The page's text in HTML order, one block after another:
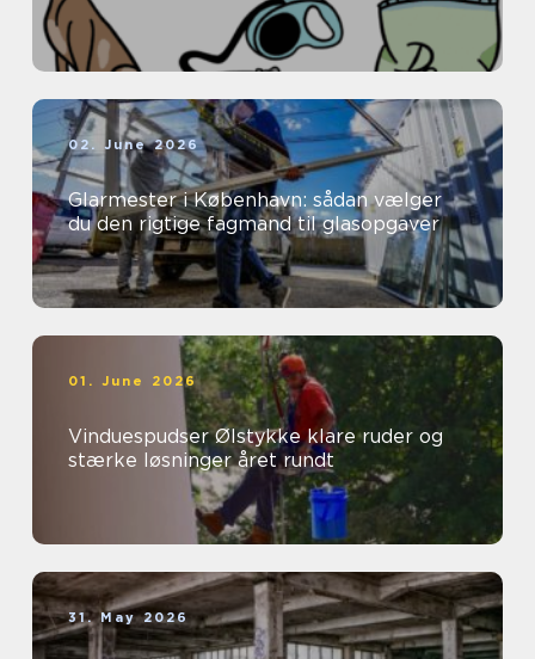
02. June 2026
Glarmester i København: sådan vælger
du den rigtige fagmand til glasopgaver
01. June 2026
Vinduespudser Ølstykke klare ruder og
stærke løsninger året rundt
31. May 2026